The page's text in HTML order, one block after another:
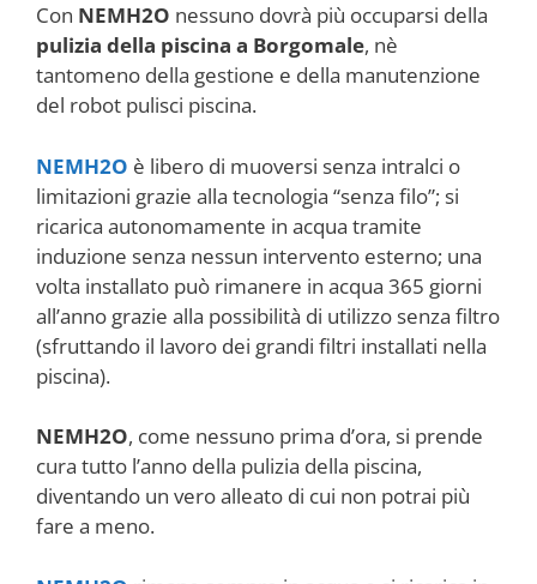
Con NEMH2O nessuno dovrà più occuparsi della
pulizia della piscina a Borgomale, nè
tantomeno della gestione e della manutenzione
del robot pulisci piscina.
NEMH2O è libero di muoversi senza intralci o
limitazioni grazie alla tecnologia “senza filo”; si
ricarica autonomamente in acqua tramite
induzione senza nessun intervento esterno; una
volta installato può rimanere in acqua 365 giorni
all’anno grazie alla possibilità di utilizzo senza filtro
(sfruttando il lavoro dei grandi filtri installati nella
piscina).
NEMH2O, come nessuno prima d’ora, si prende
cura tutto l’anno della pulizia della piscina,
diventando un vero alleato di cui non potrai più
fare a meno.